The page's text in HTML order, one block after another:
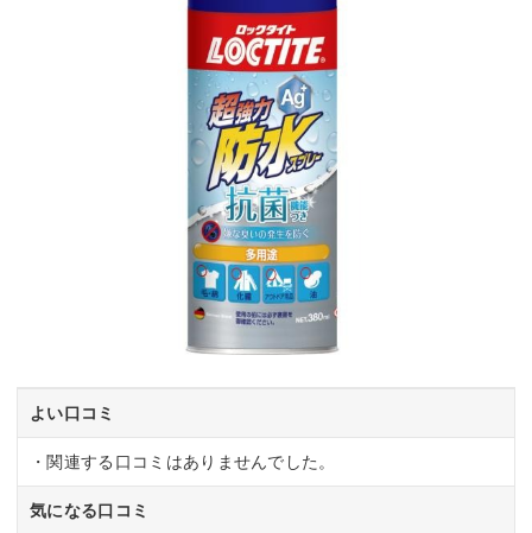
よい口コミ
・関連する口コミはありませんでした。
気になる口コミ